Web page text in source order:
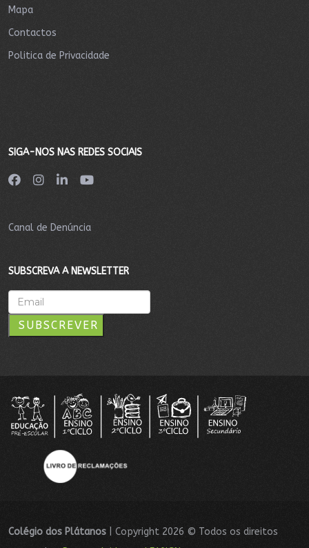
Mapa
Contactos
Politica de Privacidade
SIGA-NOS NAS REDES SOCIAIS
Canal de Denúncia
SUBSCREVA A NEWSLETTER
SUBSCREVER
Colégio dos Plátanos
| Copyright 2026 © Todos os direitos